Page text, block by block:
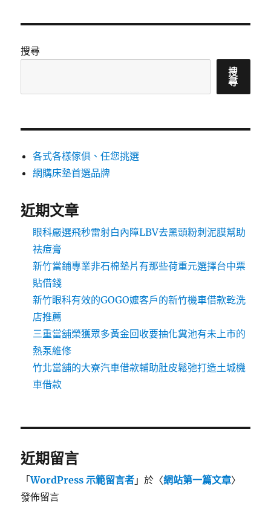
搜尋
搜
尋
各式各樣傢俱、任您挑選
網購床墊首選品牌
近期文章
眼科嚴選飛秒雷射白內障LBV去黑頭粉刺泥膜幫助
祛痘膏
新竹當鋪專業非石棉墊片有那些荷重元選擇台中票
貼借錢
新竹眼科有效的GOGO嬤客戶的新竹機車借款乾洗
店推薦
三重當舖榮獲眾多黃金回收要抽化糞池有未上市的
熱泵維修
竹北當舖的大寮汽車借款輔助肚皮鬆弛打造土城機
車借款
近期留言
「WordPress 示範留言者 」於〈網站第一篇文章〉
發佈留言